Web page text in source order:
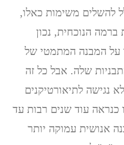
להשלים משימות כאלו,
הנוכחית, נכון
על המבנה המתמטי של
שלה. אבל כל זה
נגישה לתיאורטיקנים
עוד שנים רבות עד
אנושית עמוקה יותר